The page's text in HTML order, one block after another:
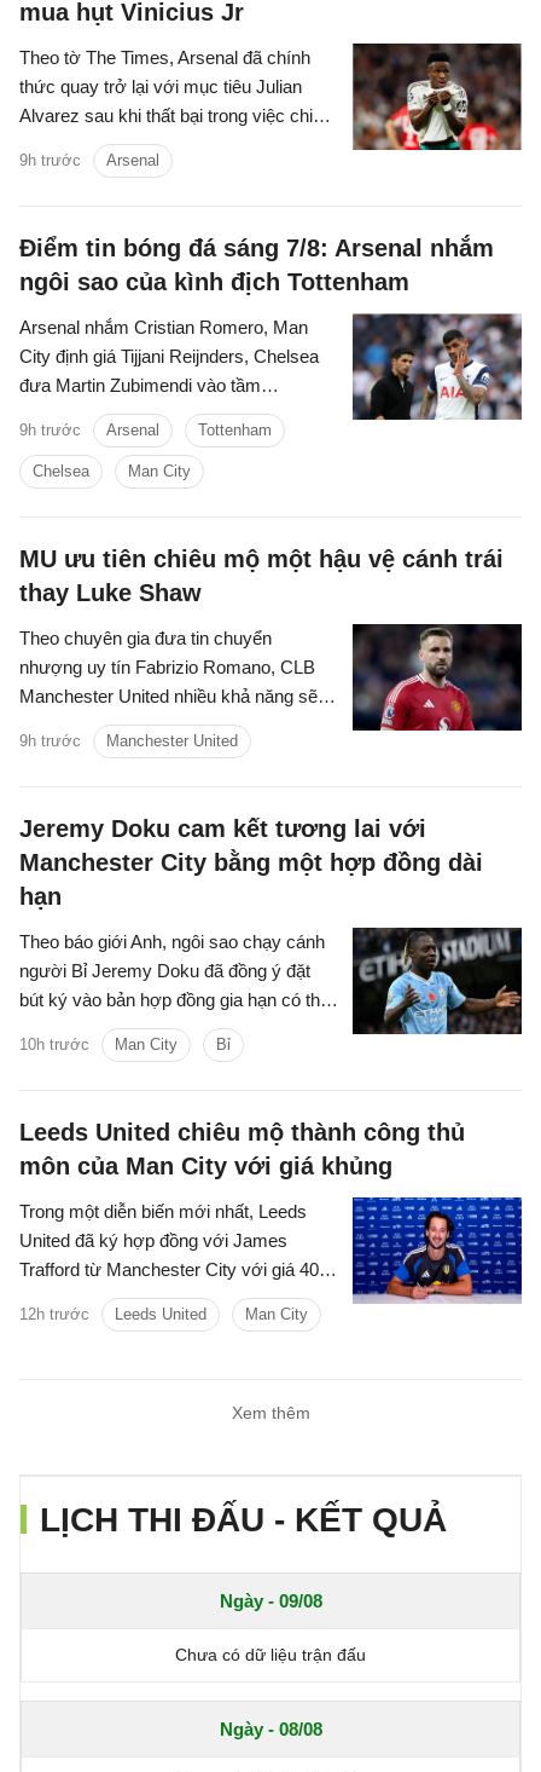
mua hụt Vinicius Jr
Theo tờ The Times, Arsenal đã chính
thức quay trở lại với mục tiêu Julian
Alvarez sau khi thất bại trong việc chiêu
mộ Vinicius Jr từ Real.
9h trước Arsenal
Điểm tin bóng đá sáng 7/8: Arsenal nhắm
ngôi sao của kình địch Tottenham
Arsenal nhắm Cristian Romero, Man
City định giá Tijjani Reijnders, Chelsea
đưa Martin Zubimendi vào tầm
ngắm,...là những tin tức bóng đá nổi bật
trong Điểm tin bóng đá sáng 31/7.
9h trước Arsenal Tottenham
Chelsea Man City
MU ưu tiên chiêu mộ một hậu vệ cánh trái
thay Luke Shaw
Theo chuyên gia đưa tin chuyển
nhượng uy tín Fabrizio Romano, CLB
Manchester United nhiều khả năng sẽ
biến việc chiêu mộ một hậu vệ cánh trái
thành mục tiêu trọng tâm tiếp theo trên
9h trước Manchester United
Jeremy Doku cam kết tương lai với
Manchester City bằng một hợp đồng dài
hạn
Theo báo giới Anh, ngôi sao chạy cánh
người Bỉ Jeremy Doku đã đồng ý đặt
bút ký vào bản hợp đồng gia hạn có thời
hạn 5 năm với Manchester City.
10h trước Man City Bỉ
Leeds United chiêu mộ thành công thủ
môn của Man City với giá khủng
Trong một diễn biến mới nhất, Leeds
United đã ký hợp đồng với James
Trafford từ Manchester City với giá 40
triệu bảng cộng thêm các khoản phí bổ
12h trước Leeds United Man City
Xem thêm
LỊCH THI ĐẤU - KẾT QUẢ
Ngày - 09/08
Chưa có dữ liệu trận đấu
Ngày - 08/08